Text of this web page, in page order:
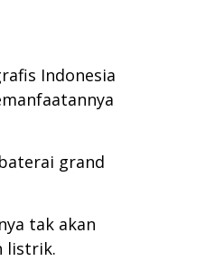
Indonesia
grand
tak akan
listrik.